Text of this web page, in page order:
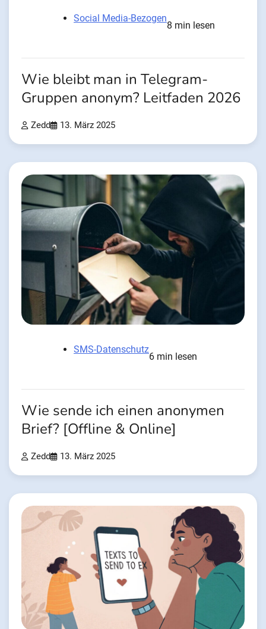
Social Media-Bezogen
8 min lesen
Wie bleibt man in Telegram-
Gruppen anonym? Leitfaden 2026
Zedd 13. März 2025
SMS-Datenschutz
6 min lesen
Wie sende ich einen anonymen
Brief? [Offline & Online]
Zedd 13. März 2025